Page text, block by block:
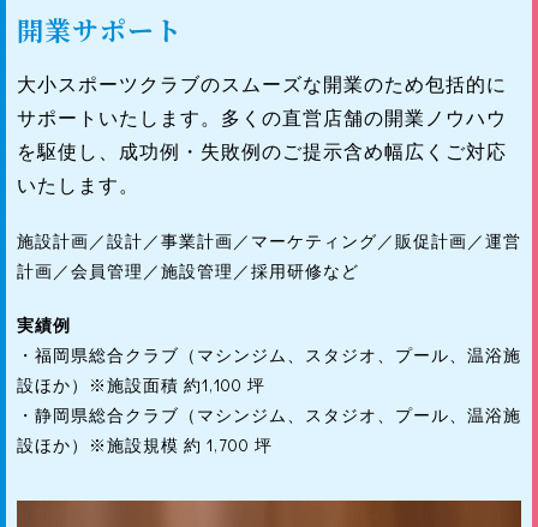
開業サポート
大小スポーツクラブのスムーズな開業のため包括的に
サポートいたします。多くの直営店舗の開業ノウハウ
を駆使し、成功例・失敗例のご提示含め幅広くご対応
いたします。
施設計画／設計／事業計画／マーケティング／販促計画／運営
計画／会員管理／施設管理／採用研修など
実績例
・福岡県総合クラブ（マシンジム、スタジオ、プール、温浴施
設ほか）※施設面積 約1,100 坪
・静岡県総合クラブ（マシンジム、スタジオ、プール、温浴施
設ほか）※施設規模 約 1,700 坪